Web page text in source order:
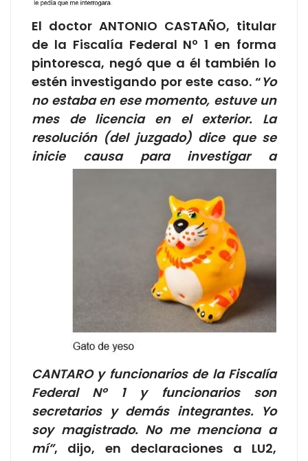
El doctor ANTONIO CASTAÑO, titular
de la Fiscalía Federal Nº 1 en forma
pintoresca, negó que a él también lo
estén investigando por este caso. “Yo
no estaba en ese momento, estuve un
mes de licencia en el exterior. La
resolución (del juzgado) dice que se
inicie causa para investigar a
CANTARO y funcionarios de la Fiscalía
Federal Nº 1 y funcionarios son
secretarios y demás integrantes. Yo
soy magistrado. No me menciona a
mí”, dijo, en declaraciones a LU2,